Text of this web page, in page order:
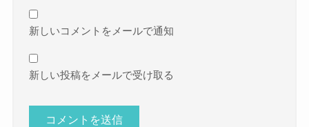
新しいコメントをメールで通知
新しい投稿をメールで受け取る